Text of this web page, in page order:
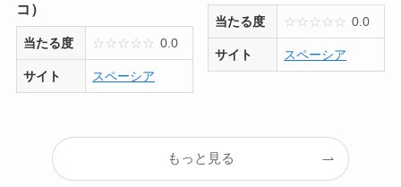
コ）
当たる度 ☆ ☆ ☆ ☆ ☆ 0.0
サイト スペーシア
当たる度 ☆ ☆ ☆ ☆ ☆ 0.0
サイト スペーシア
もっと見る